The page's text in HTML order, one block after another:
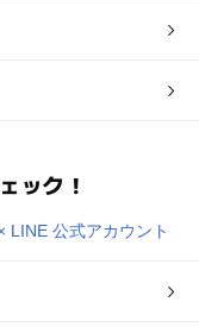
ック！